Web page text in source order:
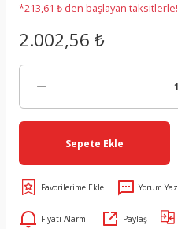
*213,61 ₺ den başlayan taksitlerle!
2.002,56 ₺
Sepete Ekle
Yorum Yaz
Fiyatı Alarmı Paylaş